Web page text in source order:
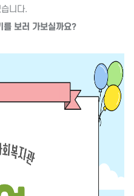
니다.
를 보러 가보실까요?